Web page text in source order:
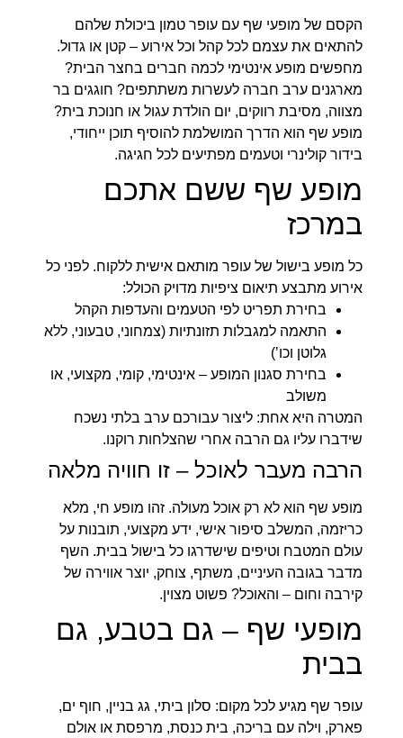
הקסם של מופעי שף עם עופר טמון ביכולת שלהם
להתאים את עצמם לכל קהל וכל אירוע – קטן או גדול.
מחפשים מופע אינטימי לכמה חברים בחצר הבית?
מארגנים ערב חברה לעשרות משתתפים? חוגגים בר
מצווה, מסיבת רווקים, יום הולדת עגול או חנוכת בית?
מופע שף הוא הדרך המושלמת להוסיף תוכן ייחודי,
בידור קולינרי וטעמים מפתיעים לכל חגיגה.
מופע שף ששם אתכם
במרכז
כל מופע בישול של עופר מותאם אישית ללקוח. לפני כל
אירוע מתבצע תיאום ציפיות מדויק הכולל:
בחירת תפריט לפי הטעמים והעדפות הקהל
התאמה למגבלות תזונתיות (צמחוני, טבעוני, ללא
גלוטן וכו’)
בחירת סגנון המופע – אינטימי, קומי, מקצועי, או
משולב
המטרה היא אחת: ליצור עבורכם ערב בלתי נשכח
שידברו עליו גם הרבה אחרי שהצלחות רוקנו.
הרבה מעבר לאוכל – זו חוויה מלאה
מופע שף הוא לא רק אוכל מעולה. זהו מופע חי, מלא
כריזמה, המשלב סיפור אישי, ידע מקצועי, תובנות על
עולם המטבח וטיפים שישדרגו כל בישול בבית. השף
מדבר בגובה העיניים, משתף, צוחק, יוצר אווירה של
קירבה וחום – והאוכל? פשוט מצוין.
מופעי שף – גם בטבע, גם
בבית
עופר שף מגיע לכל מקום: סלון ביתי, גג בניין, חוף ים,
פארק, וילה עם בריכה, בית כנסת, מרפסת או אולם